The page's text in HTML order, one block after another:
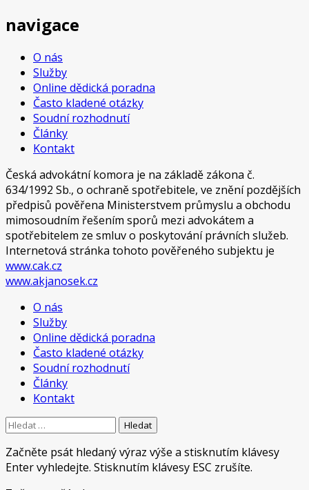
navigace
O nás
Služby
Online dědická poradna
Často kladené otázky
Soudní rozhodnutí
Články
Kontakt
Česká advokátní komora je na základě zákona č.
634/1992 Sb., o ochraně spotřebitele, ve znění pozdějších
předpisů pověřena Ministerstvem průmyslu a obchodu
mimosoudním řešením sporů mezi advokátem a
spotřebitelem ze smluv o poskytování právních služeb.
Internetová stránka tohoto pověřeného subjektu je
www.cak.cz
www.akjanosek.cz
O nás
Služby
Online dědická poradna
Často kladené otázky
Soudní rozhodnutí
Články
Kontakt
Vyhledávání
Začněte psát hledaný výraz výše a stisknutím klávesy
Enter vyhledejte. Stisknutím klávesy ESC zrušíte.